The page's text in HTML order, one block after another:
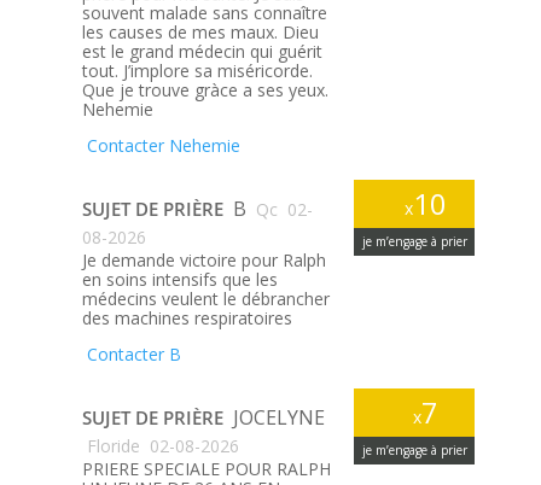
souvent malade sans connaître
les causes de mes maux. Dieu
est le grand médecin qui guérit
tout. J’implore sa miséricorde.
Que je trouve gràce a ses yeux.
Nehemie
Contacter Nehemie
x10
je m’engage à prier
SUJET DE PRIÈRE B Qc 02-
08-2026
Je demande victoire pour Ralph
en soins intensifs que les
médecins veulent le débrancher
des machines respiratoires
Contacter B
x7
je m’engage à prier
SUJET DE PRIÈRE JOCELYNE
Floride 02-08-2026
PRIERE SPECIALE POUR RALPH